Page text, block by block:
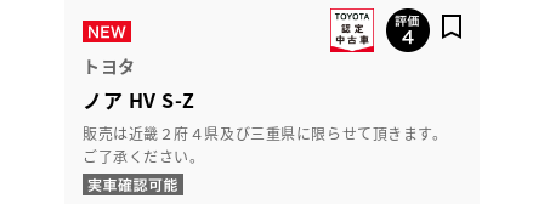
トヨタ
ノア HV S-Z
販売は近畿２府４県及び三重県に限らせて頂きます。
ご了承ください。